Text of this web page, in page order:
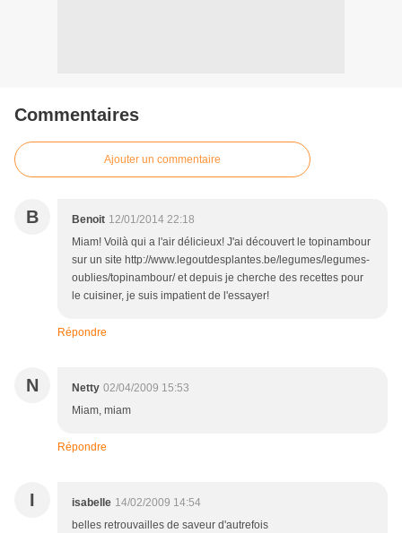
Commentaires
Ajouter un commentaire
B Benoit 12/01/2014 22:18
Miam! Voilà qui a l'air délicieux! J'ai découvert le topinambour
sur un site http://www.legoutdesplantes.be/legumes/legumes-
oublies/topinambour/ et depuis je cherche des recettes pour
le cuisiner, je suis impatient de l'essayer!
Répondre
N Netty 02/04/2009 15:53
Miam, miam
Répondre
I isabelle 14/02/2009 14:54
belles retrouvailles de saveur d'autrefois